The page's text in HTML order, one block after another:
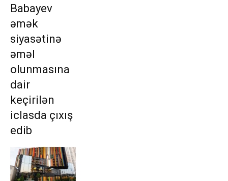
Babayev
əmək
siyasətinə
əməl
olunmasına
dair
keçirilən
iclasda çıxış
edib